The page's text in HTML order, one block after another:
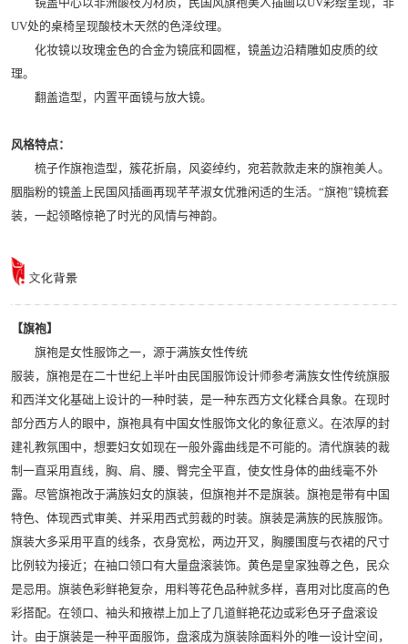
UV处的桌椅呈现酸枝木天然的色泽纹理。
化妆镜以玫瑰金色的合金为镜底和圆框，镜盖边沿精雕如皮质的纹
理。
翻盖造型，内置平面镜与放大镜。
风格特点：
梳子作旗袍造型，簇花折扇，风姿绰约，宛若款款走来的旗袍美人。
胭脂粉的镜盖上民国风插画再现芊芊淑女优雅闲适的生活。“旗袍”镜梳套
装，一起领略惊艳了时光的风情与神韵。
【旗袍】
旗袍是女性服饰之一，源于满族女性传统
服装，旗袍是在二十世纪上半叶由民国服饰设计师参考满族女性传统旗服
和西洋文化基础上设计的一种时装，是一种东西方文化糅合具象。在现时
部分西方人的眼中，旗袍具有中国女性服饰文化的象征意义。在浓厚的封
建礼教氛围中，想要妇女如现在一般外露曲线是不可能的。清代旗装的裁
制一直采用直线，胸、肩、腰、臀完全平直，使女性身体的曲线毫不外
露。尽管旗袍改于满族妇女的旗装，但旗袍并不是旗装。旗袍是带有中国
特色、体现西式审美、并采用西式剪裁的时装。旗装是满族的民族服饰。
旗装大多采用平直的线条，衣身宽松，两边开叉，胸腰围度与衣裙的尺寸
比例较为接近；在袖口领口有大量盘滚装饰。黄色是皇家独尊之色，民众
是忌用。旗装色彩鲜艳复杂，用料等花色品种就多样，喜用对比度高的色
彩搭配。在领口、袖头和掖襟上加上了几道鲜艳花边或彩色牙子盘滚设
计。由于旗装是一种平面服饰，盘滚成为旗装除面料外的唯一设计空间，